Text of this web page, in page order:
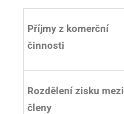
Příjmy z komerční
činnosti
Rozdělení zisku mezi
členy